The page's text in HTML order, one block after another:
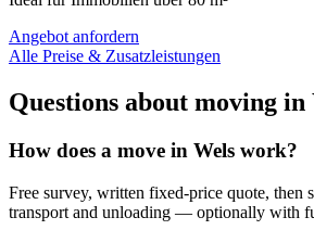
Angebot anfordern
Alle Preise & Zusatzleistungen
Questions about moving in
How does a move in Wels work?
Free survey, written fixed-price quote, then
transport and unloading — optionally with